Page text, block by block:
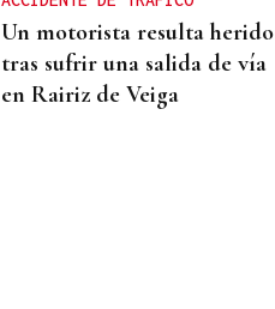
Un motorista resulta herido
tras sufrir una salida de vía
en Rairiz de Veiga